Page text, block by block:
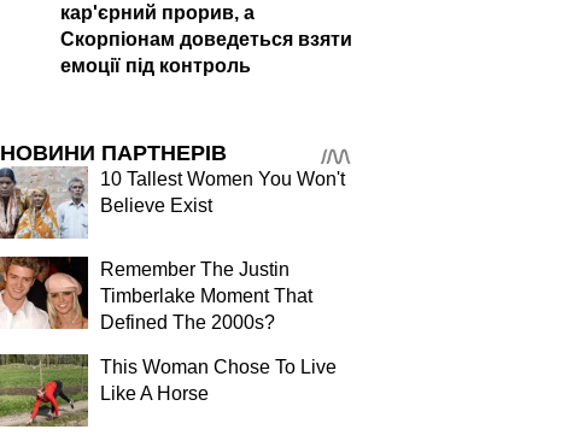
кар'єрний прорив, а
Скорпіонам доведеться взяти
емоції під контроль
НОВИНИ ПАРТНЕРІВ
10 Tallest Women You Won't
Believe Exist
Remember The Justin
Timberlake Moment That
Defined The 2000s?
This Woman Chose To Live
Like A Horse